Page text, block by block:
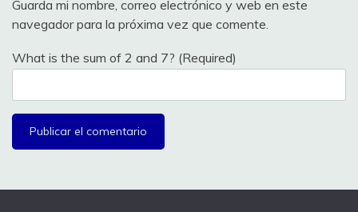
Guarda mi nombre, correo electrónico y web en este
navegador para la próxima vez que comente.
What is the sum of 2 and 7? (Required)